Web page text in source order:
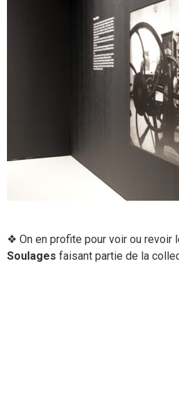
❖ On en profite pour voir ou revoir
Soulages faisant partie de la